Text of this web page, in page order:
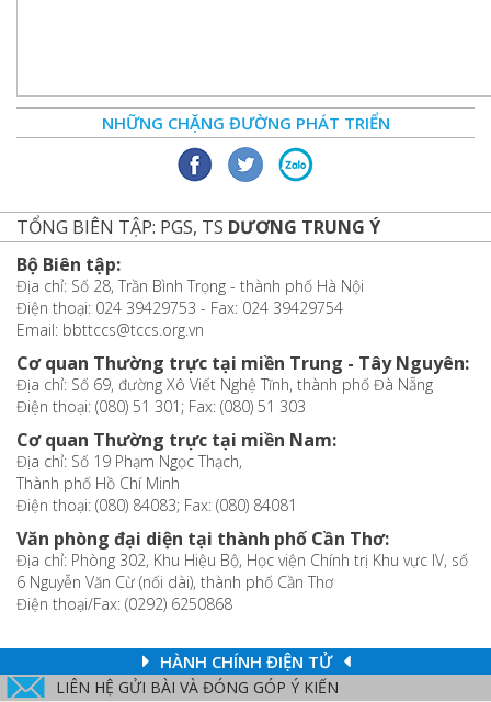
NHỮNG CHẶNG ĐƯỜNG PHÁT TRIỂN
TỔNG BIÊN TẬP: PGS, TS DƯƠNG TRUNG Ý
Bộ Biên tập:
Địa chỉ: Số 28, Trần Bình Trọng - thành phố Hà Nội
Điện thoại: 024 39429753 - Fax: 024 39429754
Email: bbttccs@tccs.org.vn
Cơ quan Thường trực tại miền Trung - Tây Nguyên:
Địa chỉ: Số 69, đường Xô Viết Nghệ Tĩnh, thành phố Đà Nẵng
Điện thoại: (080) 51 301; Fax: (080) 51 303
Cơ quan Thường trực tại miền Nam:
Địa chỉ: Số 19 Phạm Ngọc Thạch,
Thành phố Hồ Chí Minh
Điện thoại: (080) 84083; Fax: (080) 84081
Văn phòng đại diện tại thành phố Cần Thơ:
Địa chỉ: Phòng 302, Khu Hiệu Bộ, Học viện Chính trị Khu vực IV, số
6 Nguyễn Văn Cừ (nối dài), thành phố Cần Thơ
Điện thoại/Fax: (0292) 6250868
HÀNH CHÍNH ĐIỆN TỬ
LIÊN HỆ GỬI BÀI VÀ ĐÓNG GÓP Ý KIẾN